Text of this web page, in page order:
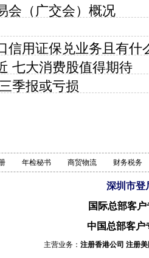
会（广交会）概况
信用证保兑业务且有什
七大消费股值得期待
季报或亏损
年检秘书 商贸物流 财务税务
深圳市登
国际总部客
中国总部客户
主营业务： 注册香港公司 注册